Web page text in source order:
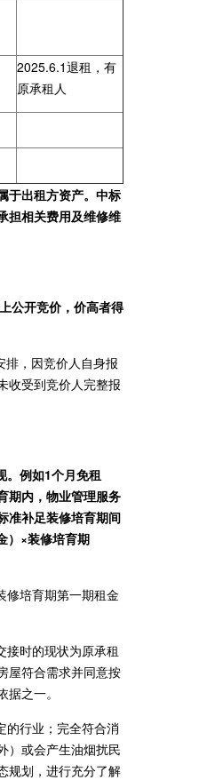
2025.6.1退租，有
原承租人
于出租方资产。中标
担相关费用及维修维
公开竞价，价高者得
排，因竞价人自身报
收受到竞价人完整报
。例如1个月免租
期内，物业管理服务
准补足装修培育期间
）×装修培育期
修培育期第一期租金
接时的现状为原承租
屋符合需求并同意按
之一。
的行业；完全符合消
）或会产生油烟扰民
规划，进行充分了解